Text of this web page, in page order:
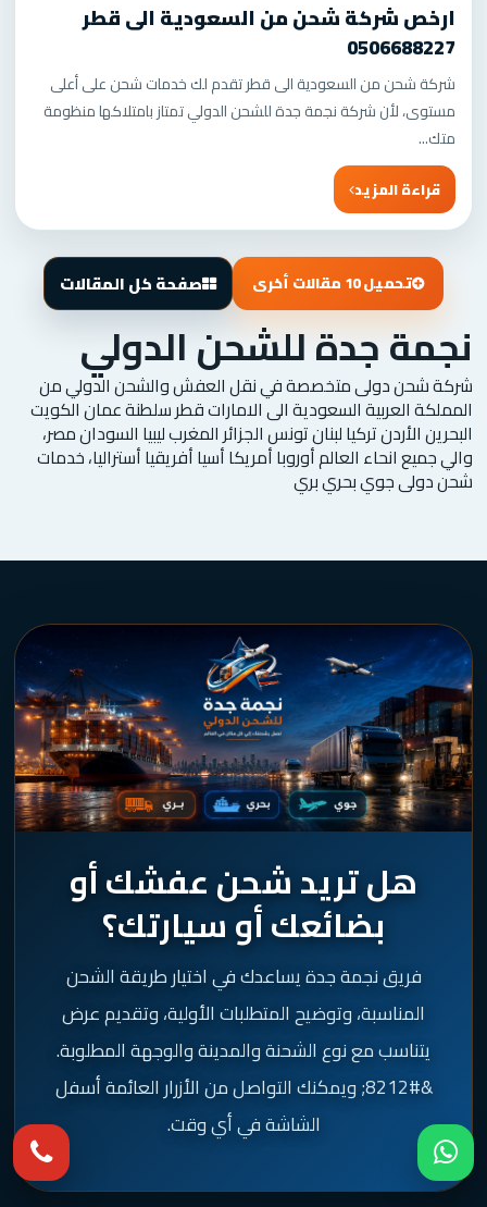
ارخص شركة شحن من السعودية الى قطر
0506688227
شركة شحن من السعودية الى قطر تقدم لك خدمات شحن على أعلى
مستوى، لأن شركة نجمة جدة للشحن الدولي تمتاز بامتلاكها منظومة
متك...
قراءة المزيد
تحميل 10 مقالات أخرى صفحة كل المقالات
نجمة جدة للشحن الدولي
شركة شحن دولى متخصصة في نقل العفش والشحن الدولي من
المملكة العربية السعودية الى الامارات قطر سلطنة عمان الكويت
البحرين الأردن تركيا لبنان تونس الجزائر المغرب ليبيا السودان مصر،
والي جميع انحاء العالم أوروبا أمريكا أسيا أفريقيا أستراليا، خدمات
شحن دولى جوي بحري بري
هل تريد شحن عفشك أو
بضائعك أو سيارتك؟
فريق نجمة جدة يساعدك في اختيار طريقة الشحن
المناسبة، وتوضيح المتطلبات الأولية، وتقديم عرض
يتناسب مع نوع الشحنة والمدينة والوجهة المطلوبة.